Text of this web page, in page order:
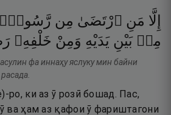
إِلَّا مَنِ ٱرْتَضَىٰ مِن رَّسُولٍۢ
مِنۢ بَيْنِ يَدَيْهِ وَمِنْ خَلْفِهِۦ
фа иннаҳу яслуку мин байни
ро, ки аз ӯ розӣ бошад. Пас,
ва ҳам аз қафои ӯ фариштагони